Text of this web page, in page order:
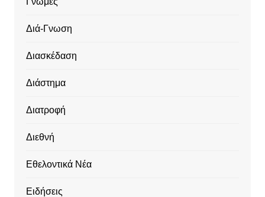
Διά-Γνωση
Διασκέδαση
Διάστημα
Διατροφή
Διεθνή
Εθελοντικά Νέα
Ειδήσεις